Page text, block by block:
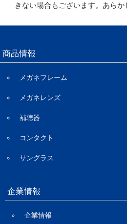
きない場合もございます。あらか
商品情報
メガネフレーム
メガネレンズ
補聴器
コンタクト
サングラス
企業情報
企業情報